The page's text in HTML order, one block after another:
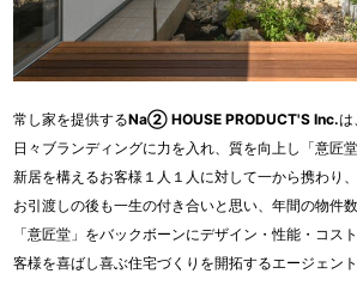
常し家を提供するNa② HOUSE PRODUCT'S Inc.は
日々ブランディングに力を入れ、質を向上し「意匠
新居を構えるお客様１人１人に対して一から携わり、
お引渡しの後も一生の付き合いと思い、年間の物件
「意匠堂」をバックボーンにデザイン・性能・コス
客様を喜ばし喜ぶ住宅づくりを開拓するエージェント